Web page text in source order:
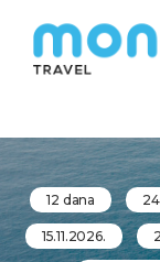
12 dana
15.11.2026.